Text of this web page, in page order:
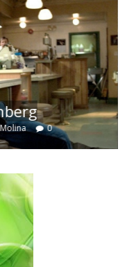
0